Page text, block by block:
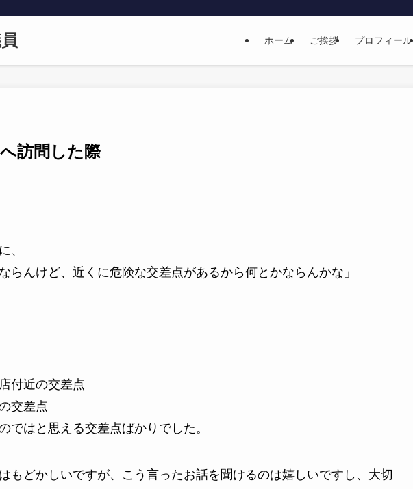
ホーム ご挨拶 プロフィール
訪問した際
、
らんけど、近くに危険な交差点があるから何とかならんかな」
付近の交差点
交差点
ではと思える交差点ばかりでした。
もどかしいですが、こう言ったお話を聞けるのは嬉しいですし、大切